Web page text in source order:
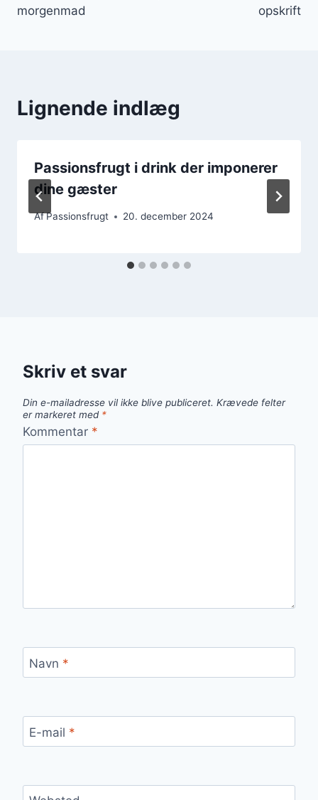
morgenmad
opskrift
Lignende indlæg
Passionsfrugt i drink der imponerer
dine gæster
AfPassionsfrugt 20. december 2024
Skriv et svar
Din e-mailadresse vil ikke blive publiceret. Krævede felter
er markeret med *
Kommentar *
Navn *
E-mail *